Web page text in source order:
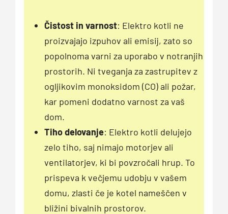
Čistost in varnost: Elektro kotli ne
proizvajajo izpuhov ali emisij, zato so
popolnoma varni za uporabo v notranjih
prostorih. Ni tveganja za zastrupitev z
ogljikovim monoksidom (CO) ali požar,
kar pomeni dodatno varnost za vaš
dom.
Tiho delovanje: Elektro kotli delujejo
zelo tiho, saj nimajo motorjev ali
ventilatorjev, ki bi povzročali hrup. To
prispeva k večjemu udobju v vašem
domu, zlasti če je kotel nameščen v
bližini bivalnih prostorov.